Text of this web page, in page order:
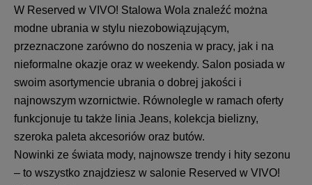
W Reserved w VIVO! Stalowa Wola znaleźć można
modne ubrania w stylu niezobowiązującym,
przeznaczone zarówno do noszenia w pracy, jak i na
nieformalne okazje oraz w weekendy. Salon posiada w
swoim asortymencie ubrania o dobrej jakości i
najnowszym wzornictwie. Równolegle w ramach oferty
funkcjonuje tu także linia Jeans, kolekcja bielizny,
szeroka paleta akcesoriów oraz butów.
Nowinki ze świata mody, najnowsze trendy i hity sezonu
– to wszystko znajdziesz w salonie Reserved w VIVO!